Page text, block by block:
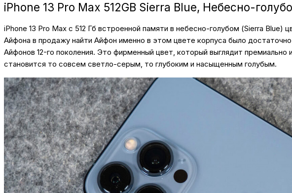
iPhone 13 Pro Max 512GB Sierra Blue, Небесно-
iPhone 13 Pro Max с 512 Гб встроенной памяти в небесно-голубом (Sierra
Айфона в продажу найти Айфон именно в этом цвете корпуса было
Айфонов 12-го поколения. Это фирменный цвет, который выглядит
становится то совсем светло-серым, то глубоким и насыщенным голубым.